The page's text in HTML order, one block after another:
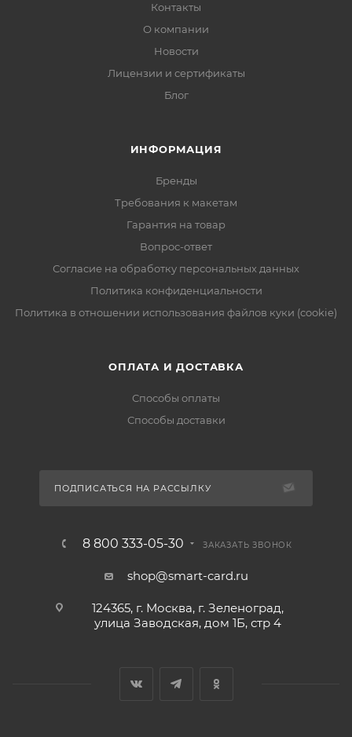
Контакты
О компании
Новости
Лицензии и сертификаты
Блог
ИНФОРМАЦИЯ
Бренды
Требования к макетам
Гарантия на товар
Вопрос-ответ
Согласие на обработку персональных данных
Политика конфиденциальности
Политика в отношении использования файлов куки (cookie)
ОПЛАТА И ДОСТАВКА
Способы оплаты
Способы доставки
ПОДПИСАТЬСЯ НА РАССЫЛКУ
8 800 333-05-30 ЗАКАЗАТЬ ЗВОНОК
shop@smart-card.ru
124365, г. Москва, г. Зеленоград,
улица Заводская, дом 1Б, стр 4